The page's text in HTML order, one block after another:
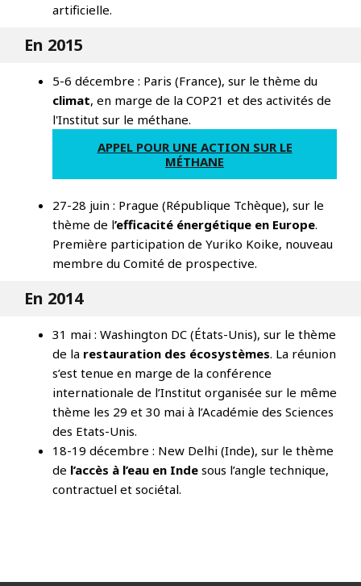
artificielle.
En 2015
5-6 décembre : Paris (France), sur le thème du
climat, en marge de la COP21 et des activités de
l'Institut sur le méthane.
APPEL POUR UNE ACTION SUR LE
MÉTHANE
27-28 juin : Prague (République Tchèque), sur le
thème de l’efficacité énergétique en Europe.
Première participation de Yuriko Koike, nouveau
membre du Comité de prospective.
En 2014
31 mai : Washington DC (États-Unis), sur le thème
de la restauration des écosystèmes. La réunion
s’est tenue en marge de la conférence
internationale de l’Institut organisée sur le même
thème les 29 et 30 mai à l’Académie des Sciences
des Etats-Unis.
​18-19 décembre : New Delhi (Inde), sur le thème
de l’accès à l’eau en Inde sous l’angle technique,
contractuel et sociétal.